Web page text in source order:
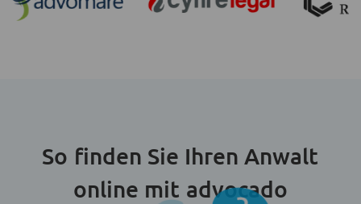
So finden Sie Ihren Anwalt
online mit advocado